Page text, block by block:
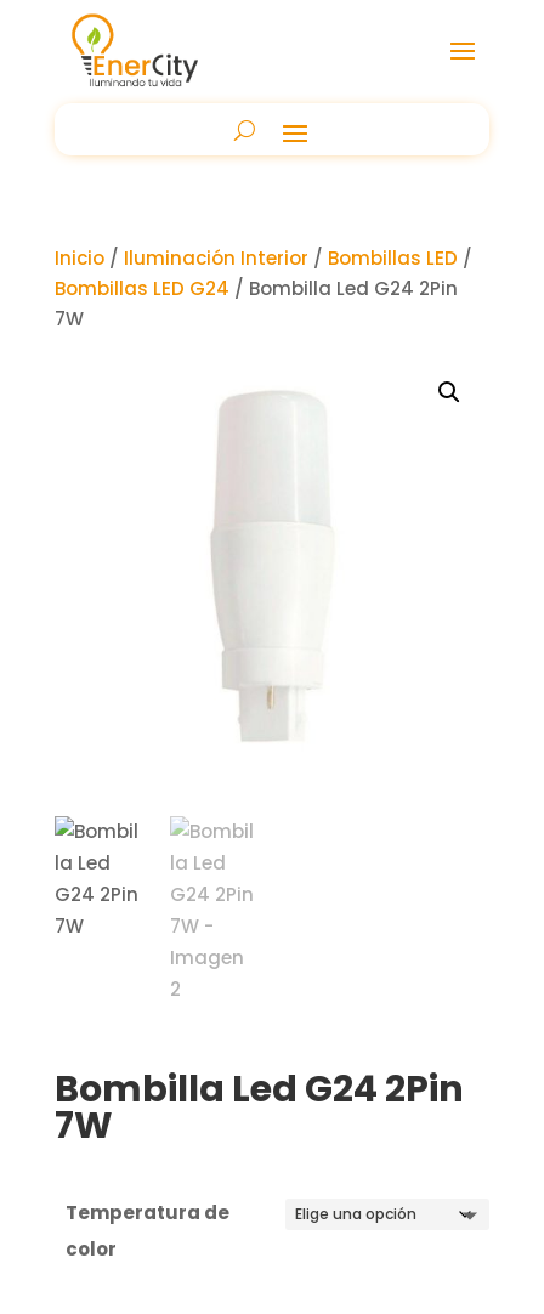
Inicio/ Iluminación Interior / Bombillas LED /
Bombillas LED G24 / Bombilla Led G24 2Pin
7W
Bombilla Led G24 2Pin
7W
Temperatura de
color